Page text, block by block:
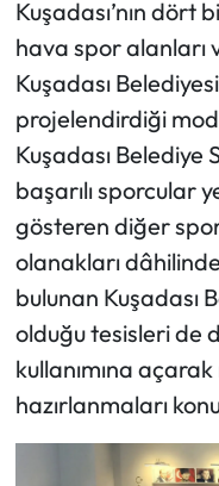
Kuşadası’nın dört
hava spor alanları
Kuşadası
projelendirdiği
Kuşadası Belediye
başarılı sporcular
gösteren diğer
olanakları
bulunan Kuşadası
olduğu tesisleri de
kullanımına
hazırlanmaları